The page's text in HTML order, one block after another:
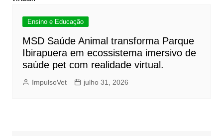
Ensino e Educação
MSD Saúde Animal transforma Parque
Ibirapuera em ecossistema imersivo de
saúde pet com realidade virtual.
ImpulsoVet julho 31, 2026